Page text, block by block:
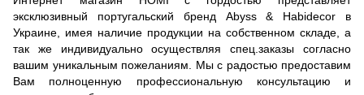
эксклюзивный португальский бренд Abyss & Habidecor в
Украине, имея наличие продукции на собственном складе, а
так же индивидуально осуществляя спец.заказы согласно
вашим уникальным пожеланиям. Мы с радостью предоставим
Вам полноценную профессиональную консультацию и